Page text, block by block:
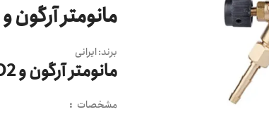
مانومتر آرگون و CO2 توان جم دو گیج مدل TJI0211
برند:ایرانی
مانومتر آرگون و CO2 توان جم
مشخصات :